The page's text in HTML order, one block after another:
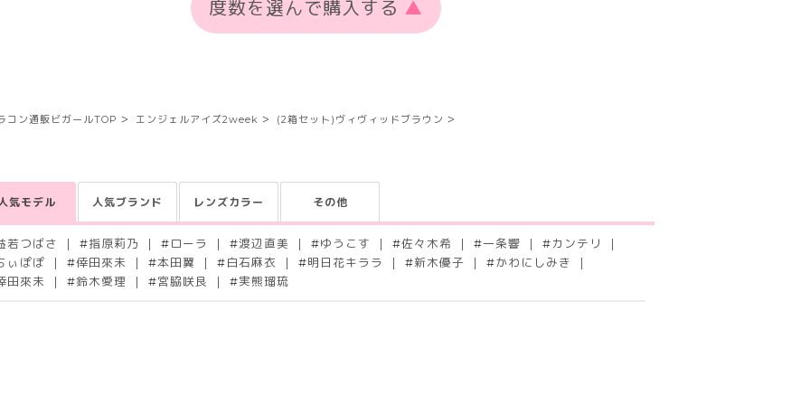
度数を選んで購入する ▲
コン通販ビガールTOP エンジェルアイズ2week (2箱セット)ヴィヴィッドブラウン
気モデル 人気ブランド レンズカラー その他
若つばさ #指原莉乃 # ローラ #渡辺直美 #ゆうこす #佐々木希 #一条響 # カンテリ
ぃぽぽ #倖田來未 #本田翼 # 白石麻衣 #明日花キララ #新木優子 #かわにしみき
田來未 #鈴木愛理 #宮脇咲良 #実熊瑠琉